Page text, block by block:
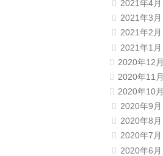
2021年4月
2021年3月
2021年2月
2021年1月
2020年12月
2020年11月
2020年10月
2020年9月
2020年8月
2020年7月
2020年6月